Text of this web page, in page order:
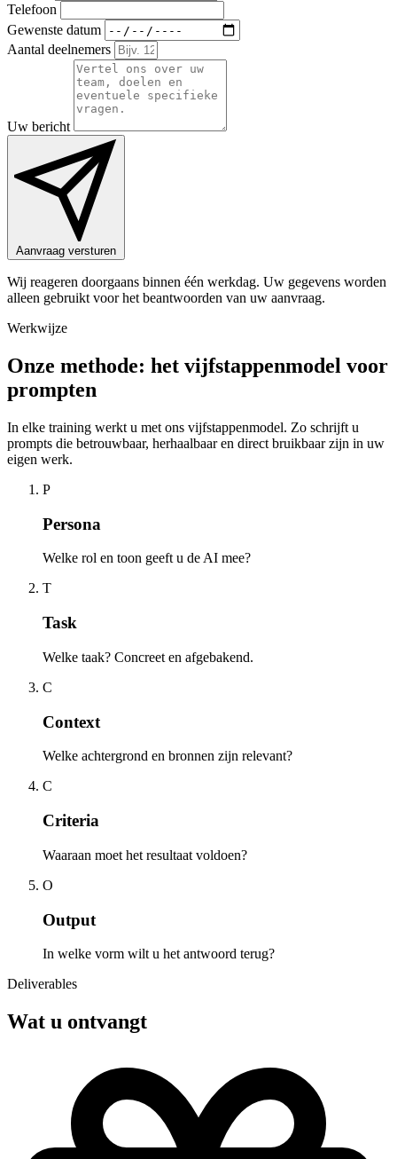
Telefoon
Gewenste datum
Aantal deelnemers
Uw bericht
Aanvraag versturen
Wij reageren doorgaans binnen één werkdag. Uw gegevens worden
alleen gebruikt voor het beantwoorden van uw aanvraag.
Werkwijze
Onze methode: het vijfstappenmodel voor
prompten
In elke training werkt u met ons vijfstappenmodel. Zo schrijft u
prompts die betrouwbaar, herhaalbaar en direct bruikbaar zijn in uw
eigen werk.
P
Persona
Welke rol en toon geeft u de AI mee?
T
Task
Welke taak? Concreet en afgebakend.
C
Context
Welke achtergrond en bronnen zijn relevant?
C
Criteria
Waaraan moet het resultaat voldoen?
O
Output
In welke vorm wilt u het antwoord terug?
Deliverables
Wat u ontvangt